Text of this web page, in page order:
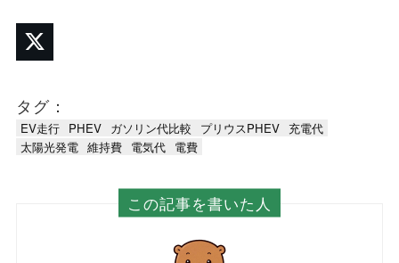
タグ：
EV走行 PHEV ガソリン代比較 プリウスPHEV 充電代
太陽光発電 維持費 電気代 電費
この記事を書いた人